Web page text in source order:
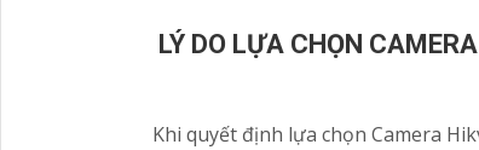
LÝ DO LỰA CHỌN
Khi quyết định lựa chọn Camera